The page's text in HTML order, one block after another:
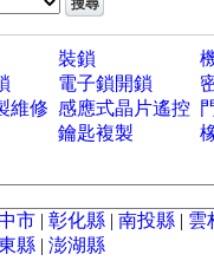
裝鎖
電子鎖開鎖
維修 感應式晶片遙控
鑰匙複製
市 | 彰化縣 | 南投縣 | 雲
縣 | 澎湖縣